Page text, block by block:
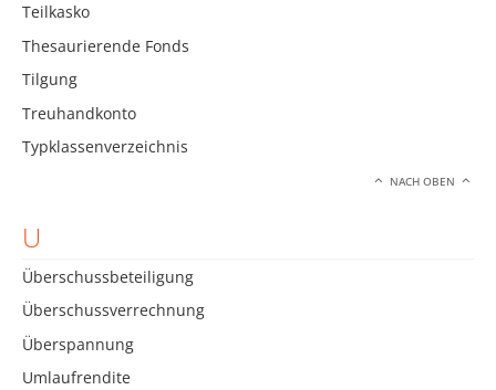
Teilkasko
Thesaurierende Fonds
Tilgung
Treuhandkonto
Typklassenverzeichnis
NACH OBEN
U
Überschussbeteiligung
Überschussverrechnung
Überspannung
Umlaufrendite